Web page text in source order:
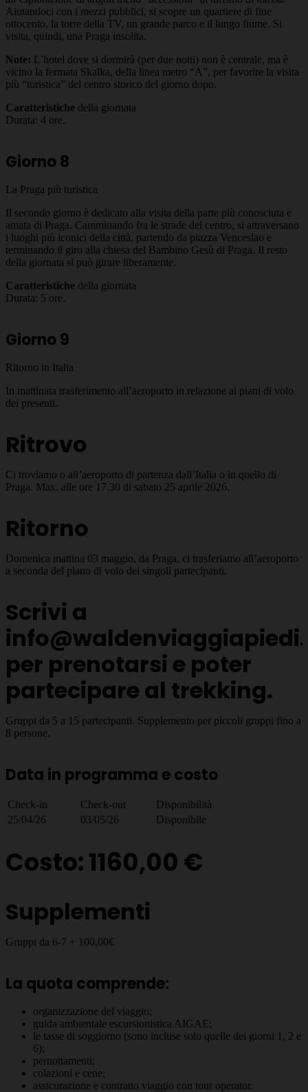
Aiutandoci con i mezzi pubblici, si scopre un quartiere di fine
ottocento, la torre della TV, un grande parco e il lungo fiume. Si
visita, quindi, una Praga insolita.
Note: L’hotel dove si dormirà (per due notti) non è centrale, ma è
vicino la fermata Skalka, della linea metro “A”, per favorire la visita
più “turistica” del centro storico del giorno dopo.
Caratteristiche della giornata
Durata: 4 ore.
Giorno 8
La Praga più turistica
Il secondo giorno è dedicato alla visita della parte più conosciuta e
amata di Praga. Camminando fra le strade del centro, si attraversano
i luoghi più iconici della città, partendo da piazza Venceslao e
terminando il giro alla chiesa del Bambino Gesù di Praga. Il resto
della giornata si può girare liberamente.
Caratteristiche della giornata
Durata: 5 ore.
Giorno 9
Ritorno in Italia
In mattinata trasferimento all’aeroporto in relazione ai piani di volo
dei presenti.
Ritrovo
Ci troviamo o all’aeroporto di partenza dall’Italia o in quello di
Praga. Max. alle ore 17.30 di sabato 25 aprile 2026.
Ritorno
Domenica mattina 03 maggio, da Praga, ci trasferiamo all’aeroporto
a seconda del piano di volo dei singoli partecipanti.
Scrivi a
per prenotarsi e poter
partecipare al trekking.
Gruppi da 5 a 15 partecipanti. Supplemento per piccoli gruppi fino a
8 persone.
Data in programma e costo
Check-in Check-out
Disponibilità
25/04/26
03/05/26 Disponibile
Costo: 1160,00 €
Supplementi
Gruppi da 6-7 + 100,00€
La quota comprende:
organizzazione del viaggio;
guida ambientale escursionistica AIGAE;
le tasse di soggiorno (sono incluse solo quelle dei giorni 1, 2 e
6);
pernottamenti;
colazioni e cene;
assicurazione e contratto viaggio con tour operator.